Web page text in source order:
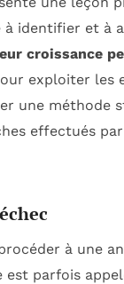
identifier et à
croissance
exploiter les
une méthode
effectués
à une
est parfois